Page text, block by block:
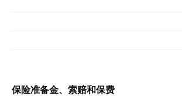
保险准备金、索赔和保费